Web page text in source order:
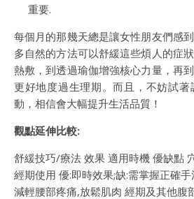
重要.
每個月的那幾天總是讓女性朋友們感
多自然的方法可以舒緩這些煩人的症
熱敷，到透過瑜伽增強核心力量，再
更好地度過生理期。而且，不妨試
動，相信會大幅提升生活品質！
觀點延伸比較:
舒緩技巧/療法 效果 適用時機 優缺點
經期使用 優:即時效果;缺:需掌握正確
減輕腰部疼痛,放鬆肌肉 經期及其他腹